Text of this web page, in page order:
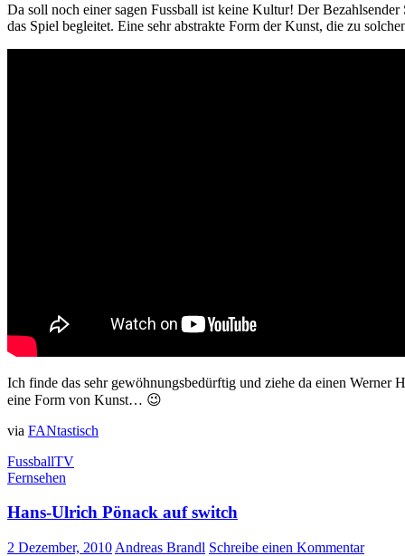
Da soll noch einer sagen Fussball ist keine Kultur! Der
das Spiel begleitet. Eine sehr abstrakte Form der Kunst, die zu
Ich finde das sehr gewöhnungsbedürftig und ziehe da einen Werner
eine Form von Kunst… 😉
via FANtastisch
FussballTV
Fernsehen
Hans-Ulrich Pönack auf switch
2 Dezember, 2010 Andreas Brandl Schreibe einen Kommentar